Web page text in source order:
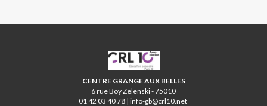
CRL10
CENTRE GRANGE AUX BELLES
6 rue Boy Zelenski - 75010
01 42 03 40 78 | info-gb@crl10.net